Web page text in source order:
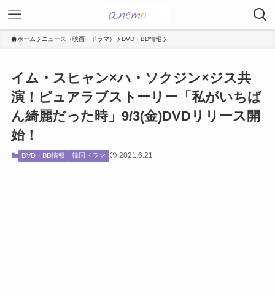
ホーム ニュース（映画・ドラマ） DVD・BD情報
イム・スヒャン×ハ・ソクジン×ジス共
演！ピュアラブストーリー「私がいちば
ん綺麗だった時」9/3(金)DVDリリース開
始！
DVD・BD情報 韓国ドラマ 2021.6.21